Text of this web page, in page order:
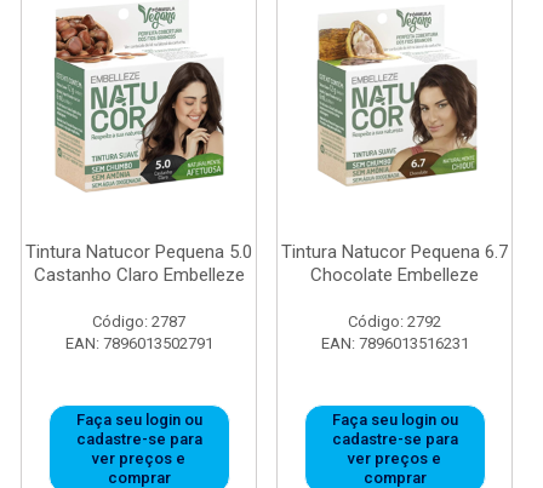
Tintura Natucor Pequena 5.0
Castanho Claro Embelleze
Código: 2787
EAN: 7896013502791
Faça seu login ou
cadastre-se para
ver preços e
comprar
Tintura Natucor Pequena 6.7
Chocolate Embelleze
Código: 2792
EAN: 7896013516231
Faça seu login ou
cadastre-se para
ver preços e
comprar